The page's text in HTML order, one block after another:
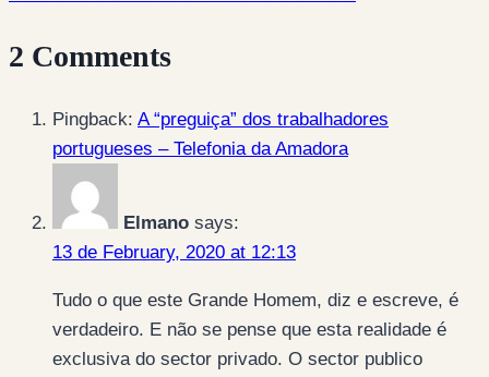
2 Comments
Pingback: A “preguiça” dos trabalhadores
portugueses – Telefonia da Amadora
Elmano says:
13 de February, 2020 at 12:13
Tudo o que este Grande Homem, diz e escreve, é
verdadeiro. E não se pense que esta realidade é
exclusiva do sector privado. O sector publico